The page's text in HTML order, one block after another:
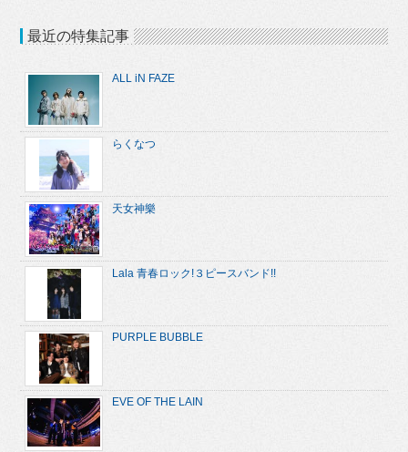
最近の特集記事
ALL iN FAZE
らくなつ
天女神樂
Lala 青春ロック!３ピースバンド!!
PURPLE BUBBLE
EVE OF THE LAIN